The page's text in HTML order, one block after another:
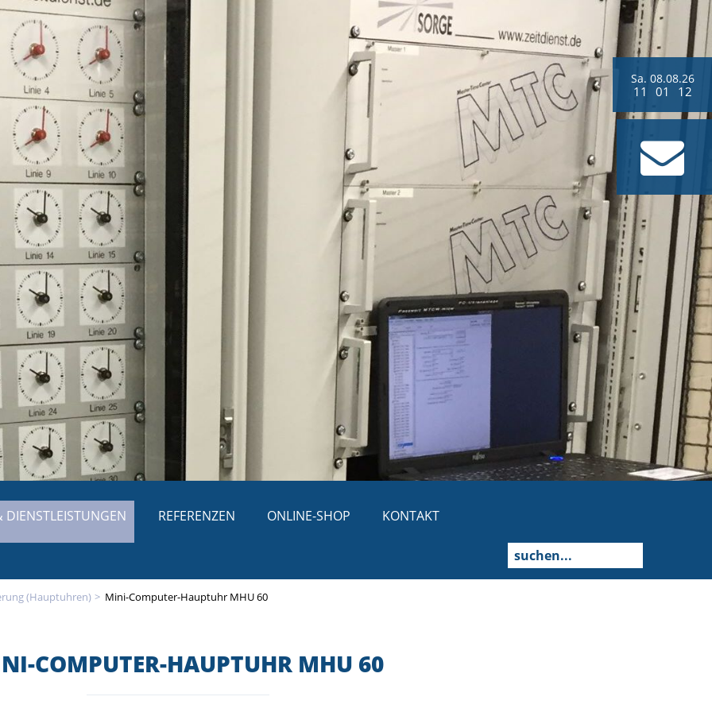
Sa. 08.08.26
11 01 13
DIENSTLEISTUNGEN REFERENZEN ONLINE-SHOP KONTAKT
(Hauptuhren) Mini-Computer-Hauptuhr MHU 60
COMPUTER-HAUPTUHR MHU 60